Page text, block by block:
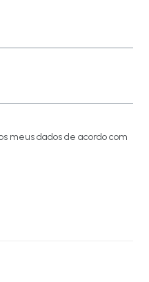
meus dados de acordo com